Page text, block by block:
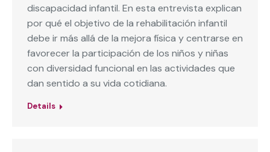
discapacidad infantil. En esta entrevista explican
por qué el objetivo de la rehabilitación infantil
debe ir más allá de la mejora física y centrarse en
favorecer la participación de los niños y niñas
con diversidad funcional en las actividades que
dan sentido a su vida cotidiana.
Details